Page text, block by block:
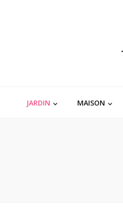
JARDIN MAISON